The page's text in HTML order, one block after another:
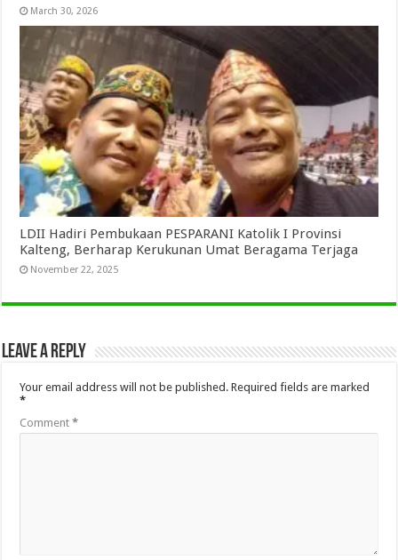
March 30, 2026
LDII Hadiri Pembukaan PESPARANI Katolik I Provinsi
Kalteng, Berharap Kerukunan Umat Beragama Terjaga
November 22, 2025
Leave a Reply
Your email address will not be published. Required fields are marked
*
Comment*